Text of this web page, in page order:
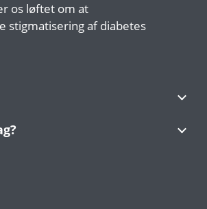
os løftet om at
stigmatisering af diabetes